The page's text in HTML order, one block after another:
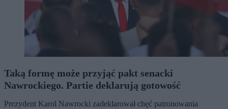
Taką formę może przyjąć pakt senacki
Nawrockiego. Partie deklarują gotowość
Prezydent Karol Nawrocki zadeklarował chęć patronowania